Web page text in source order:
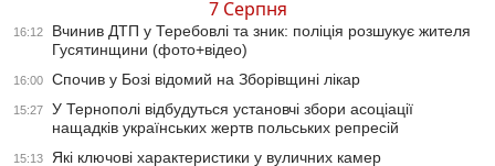
7 Серпня
16:12
Вчинив ДТП у Теребовлі та зник: поліція розшукує жителя
Гусятинщини (фото+відео)
16:00 Спочив у Бозі відомий на Зборівщині лікар
15:27
У Тернополі відбудуться установчі збори асоціації
нащадків українських жертв польських репресій
15:13 Які ключові характеристики у вуличних камер